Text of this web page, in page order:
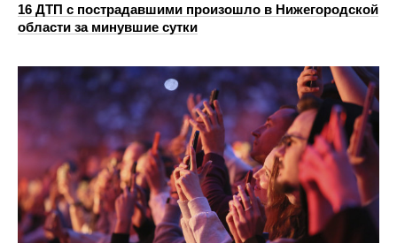
16 ДТП с пострадавшими произошло в Нижегородской
области за минувшие сутки